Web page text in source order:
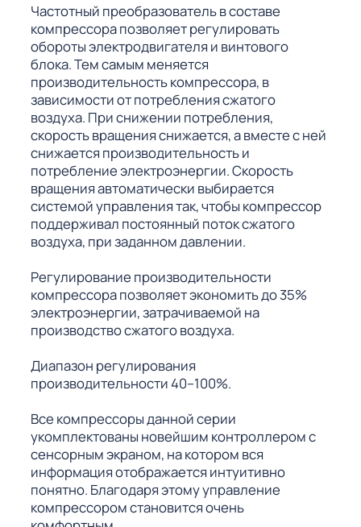
Частотный преобразователь в составе
компрессора позволяет регулировать
обороты электродвигателя и винтового
блока. Тем самым меняется
производительность компрессора, в
зависимости от потребления сжатого
воздуха. При снижении потребления,
скорость вращения снижается, а вместе с ней
снижается производительность и
потребление электроэнергии. Скорость
вращения автоматически выбирается
системой управления так, чтобы компрессор
поддерживал постоянный поток сжатого
воздуха, при заданном давлении.
Регулирование производительности
компрессора позволяет экономить до 35%
электроэнергии, затрачиваемой на
производство сжатого воздуха.
Диапазон регулирования
производительности 40–100%.
Все компрессоры данной серии
укомплектованы новейшим контроллером с
сенсорным экраном, на котором вся
информация отображается интуитивно
понятно. Благодаря этому управление
компрессором становится очень